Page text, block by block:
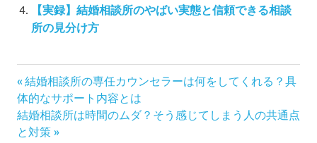
【実録】結婚相談所のやばい実態と信頼できる相談
所の見分け方
投
稿
ナ
ビ
前
の
記
事:
結婚相談所の専任カウンセラーは何をしてくれる？具
体的なサポート内容とは
次
の
結婚相談所は時間のムダ？そう感じてしまう人の共通点
と対策